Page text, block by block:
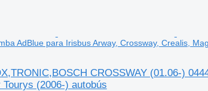
AdBlue para Irisbus Arway, Crossway, Crealis,
CROSSWAY (01.06-)
(2006-) autobús